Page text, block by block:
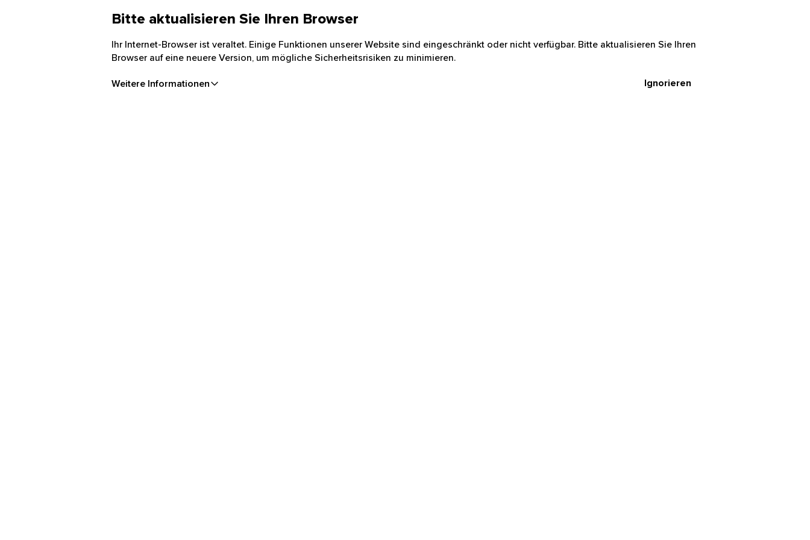
Bitte aktualisieren Sie Ihren Browser
Ihr Internet-Browser ist veraltet. Einige Funktionen unserer Website sind eingeschränkt oder nicht verfügbar. Bitte aktualisieren Sie Ihren
Browser auf eine neuere Version, um mögliche Sicherheitsrisiken zu minimieren.
Weitere Informationen Ignorieren